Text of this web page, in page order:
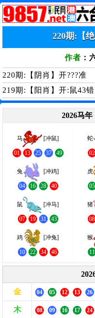
220期:【
作者 ：
220期:【阴肖】开???准
219期:【阳肖】开:鼠43错
2026马年
马 [冲鼠]
01 13 25 37 49
蛇
02
兔 [冲鸡]
04 16 28 40
虎
05
鼠 [冲马]
07 19 31 43
猪
08
鸡 [冲兔]
10 22 34 46
猴
11
金 04 05 12 13 26
木 08 09 16 17 24